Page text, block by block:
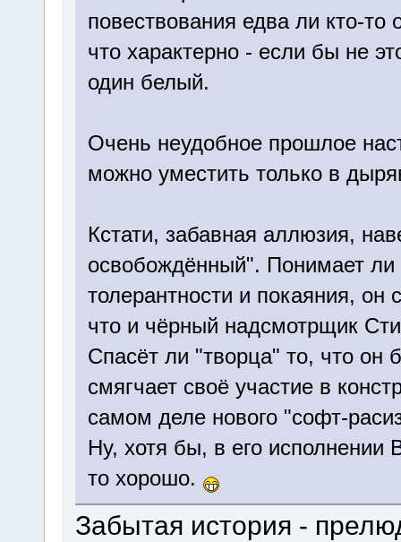
повествования едва ли кто-то
что характерно - если бы не
один белый.
Очень неудобное прошлое
можно уместить только в
Кстати, забавная аллюзия,
освобождённый". Понимает ли
толерантности и покаяния,
что и чёрный надсмотрщик
Спасёт ли "творца" то, что он
смягчает своё участие в
самом деле нового "софт-
Ну, хотя бы, в его
то хорошо.
Забытая история -